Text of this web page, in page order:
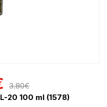
3.80€
20 100 ml (1578)